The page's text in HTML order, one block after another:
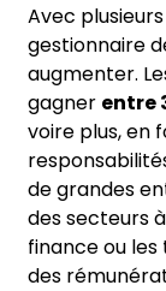
Avec
gestionnaire
augmenter.
gagner entre
voire plus, en
de grandes
des secteurs
finance ou
des